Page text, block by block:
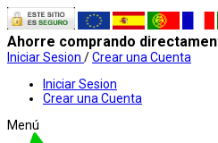
Ahorre comprando
Iniciar Sesion /Crear una Cuenta
Iniciar Sesion
Crear una Cuenta
Menú